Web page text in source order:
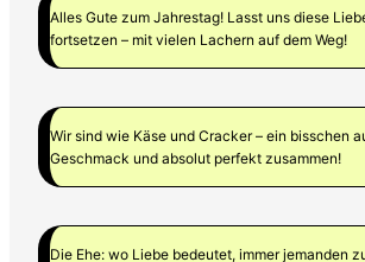
Alles Gute zum Jahrestag! Lasst uns diese
fortsetzen – mit vielen Lachern auf dem Weg!
Wir sind wie Käse und Cracker – ein bisschen
Geschmack und absolut perfekt zusammen!
Die Ehe: wo Liebe bedeutet, immer jemanden